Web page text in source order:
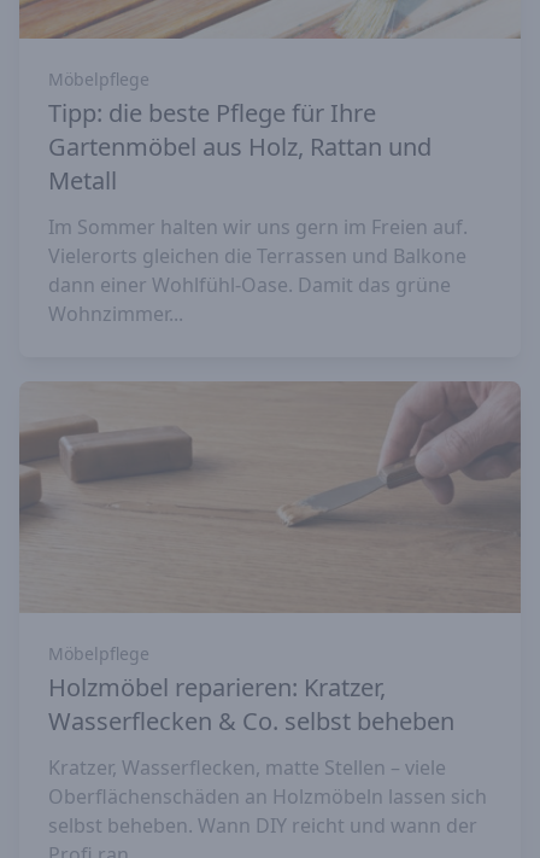
Möbelpflege
Tipp: die beste Pflege für Ihre
Gartenmöbel aus Holz, Rattan und
Metall
Im Sommer halten wir uns gern im Freien auf.
Vielerorts gleichen die Terrassen und Balkone
dann einer Wohlfühl-Oase. Damit das grüne
Wohnzimmer...
Möbelpflege
Holzmöbel reparieren: Kratzer,
Wasserflecken & Co. selbst beheben
Kratzer, Wasserflecken, matte Stellen – viele
Oberflächenschäden an Holzmöbeln lassen sich
selbst beheben. Wann DIY reicht und wann der